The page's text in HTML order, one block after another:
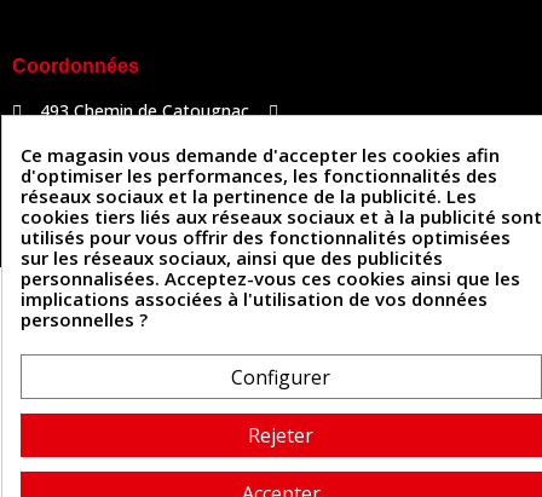
Coordonnées
493 Chemin de Catougnac
05 63 34 51 88
contact@cuirenstock.com
Cuirenstock © 2026 - Une création Quatrys 💙
Ce magasin vous demande d'accepter les cookies afin
d'optimiser les performances, les fonctionnalités des
réseaux sociaux et la pertinence de la publicité. Les
cookies tiers liés aux réseaux sociaux et à la publicité sont
utilisés pour vous offrir des fonctionnalités optimisées
sur les réseaux sociaux, ainsi que des publicités
personnalisées. Acceptez-vous ces cookies ainsi que les
implications associées à l'utilisation de vos données
personnelles ?
Configurer
Rejeter